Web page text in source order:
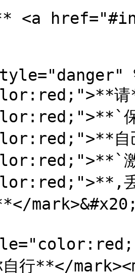
<a
请
保
自
激
丢失
自行**</